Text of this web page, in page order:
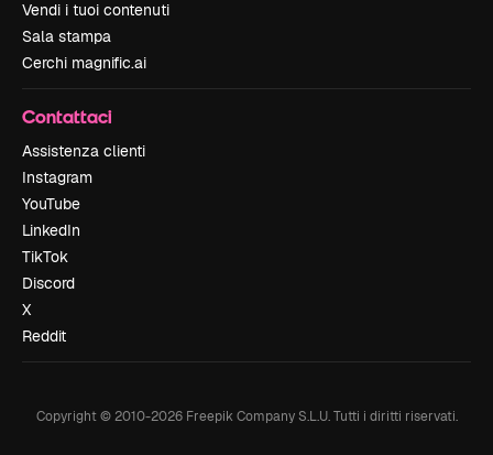
Vendi i tuoi contenuti
Sala stampa
Cerchi magnific.ai
Contattaci
Assistenza clienti
Instagram
YouTube
LinkedIn
TikTok
Discord
X
Reddit
Copyright © 2010-2026Freepik Company S.L.U. Tutti i diritti riservati.